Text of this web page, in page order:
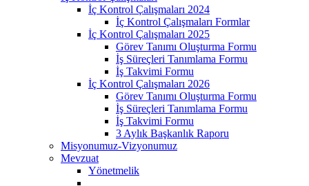
İç Kontrol Çalışmaları 2024
İç Kontrol Çalışmaları Formlar
İç Kontrol Çalışmaları 2025
Görev Tanımı Oluşturma Formu
İş Süreçleri Tanımlama Formu
İş Takvimi Formu
İç Kontrol Çalışmaları 2026
Görev Tanımı Oluşturma Formu
İş Süreçleri Tanımlama Formu
İş Takvimi Formu
3 Aylık Başkanlık Raporu
Misyonumuz-Vizyonumuz
Mevzuat
Yönetmelik